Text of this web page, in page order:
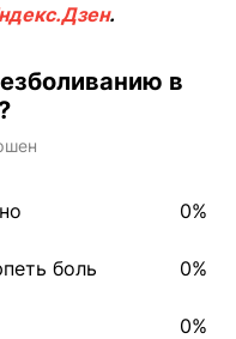
.
в
0%
0%
боль
0%